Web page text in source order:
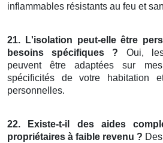
inflammables résistants au feu et
21. L'isolation peut-elle être
besoins spécifiques ? Oui,
peuvent être adaptées sur
spécificités de votre habitation
personnelles.
22. Existe-t-il des aides
propriétaires à faible revenu ?